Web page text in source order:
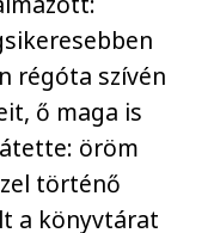
régóta szívén
ő maga is
öröm
történő
a könyvtárat